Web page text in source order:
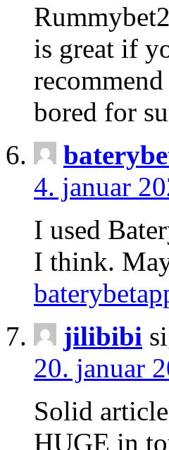
is great if
bored for
4. januar
I used
I think.
jilibibi
20. januar
Solid
HUGE in